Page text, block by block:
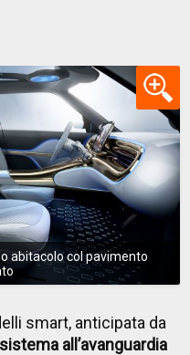
abitacolo col pavimento
smart, anticipata da
all’avanguardia